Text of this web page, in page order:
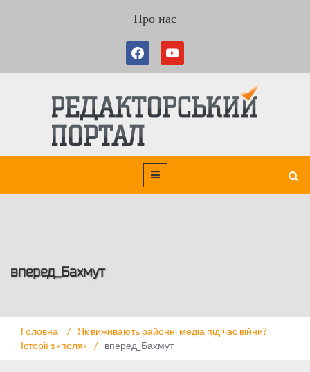
Про нас
вперед_Бахмут
Головна /
Як виживають районні медіа під час війни?
Історії з «поля»
/ вперед_Бахмут